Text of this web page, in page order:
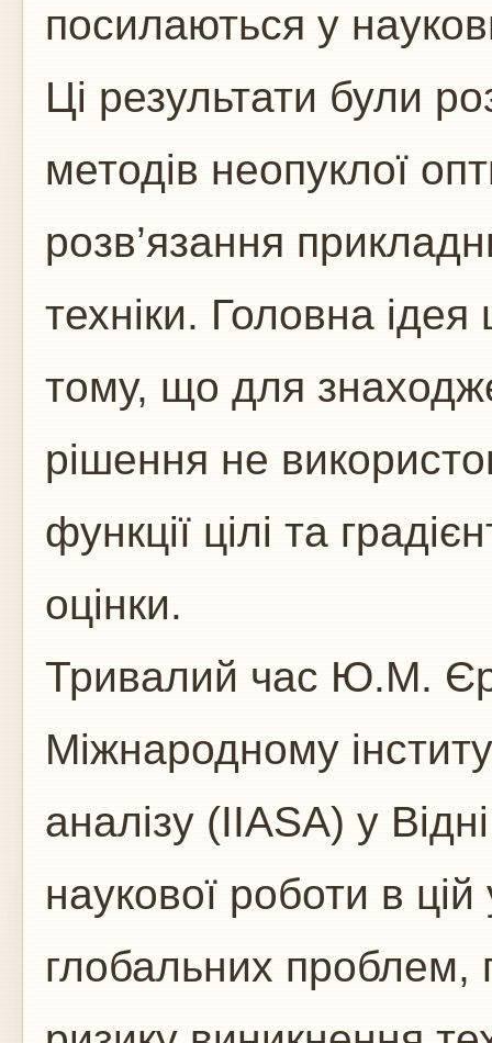
посилаються у
Ці результати були
методів неопуклої
розв’язання
техніки. Головна
тому, що для
рішення не
функції цілі та
оцінки.
Тривалий час Ю.М.
Міжнародному
аналізу (IIASA) у
наукової роботи в
глобальних проблем,